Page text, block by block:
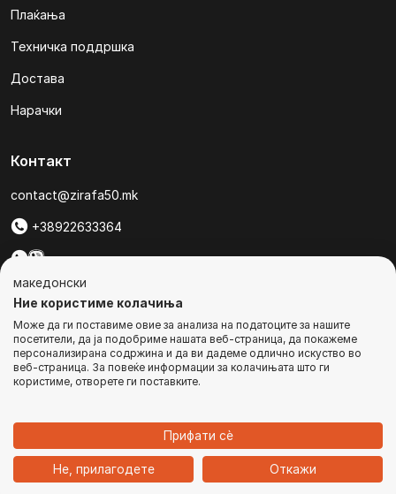
Дома Категории Најавете се
Плаќања
Техничка поддршка
Достава
Нарачки
Контакт
contact@zirafa50.mk
+38922633364
b2b@zirafa50.mk
Jадранска Магистрала 86, Skopje, North Macedonia
© Сите права се задржани
македонски
Ние користиме колачиња
Може да ги поставиме овие за анализа на податоците за нашите
посетители, да ја подобриме нашата веб-страница, да покажеме
персонализирана содржина и да ви дадеме одлично искуство во
веб-страница. За повеќе информации за колачињата што ги
користиме, отворете ги поставките.
Прифати сѐ
Не, прилагодете Откажи